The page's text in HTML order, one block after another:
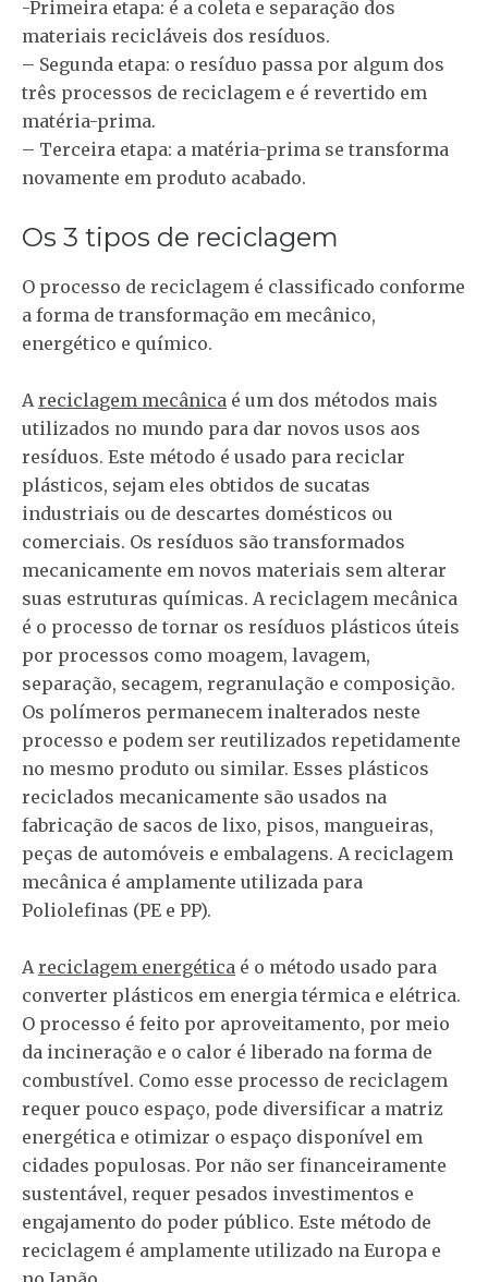
-Primeira etapa: é a coleta e separação dos
materiais recicláveis ​​dos resíduos.
– Segunda etapa: o resíduo passa por algum dos
três processos de reciclagem e é revertido em
matéria-prima.
– Terceira etapa: a matéria-prima se transforma
novamente em produto acabado.
Os 3 tipos de reciclagem
O processo de reciclagem é classificado conforme
a forma de transformação em mecânico,
energético e químico.
A reciclagem mecânica é um dos métodos mais
utilizados no mundo para dar novos usos aos
resíduos. Este método é usado para reciclar
plásticos, sejam eles obtidos de sucatas
industriais ou de descartes domésticos ou
comerciais. Os resíduos são transformados
mecanicamente em novos materiais sem alterar
suas estruturas químicas. A reciclagem mecânica
é o processo de tornar os resíduos plásticos úteis
por processos como moagem, lavagem,
separação, secagem, regranulação e composição.
Os polímeros permanecem inalterados neste
processo e podem ser reutilizados repetidamente
no mesmo produto ou similar. Esses plásticos
reciclados mecanicamente são usados ​​na
fabricação de sacos de lixo, pisos, mangueiras,
peças de automóveis e embalagens. A reciclagem
mecânica é amplamente utilizada para
Poliolefinas (PE e PP).
A reciclagem energética é o método usado para
converter plásticos em energia térmica e elétrica.
O processo é feito por aproveitamento, por meio
da incineração e o calor é liberado na forma de
combustível. Como esse processo de reciclagem
requer pouco espaço, pode diversificar a matriz
energética e otimizar o espaço disponível em
cidades populosas. Por não ser financeiramente
sustentável, requer pesados ​​investimentos e
engajamento do poder público. Este método de
reciclagem é amplamente utilizado na Europa e